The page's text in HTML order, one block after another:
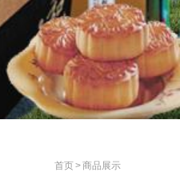
首页>商品展示